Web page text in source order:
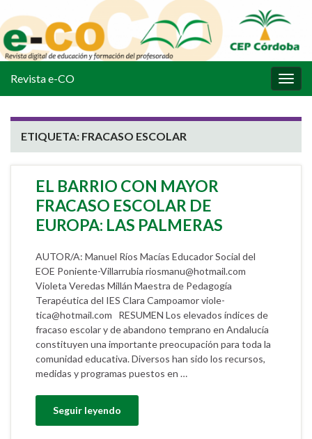
la
Revista e-CO
ETIQUETA: FRACASO ESCOLAR
EL BARRIO CON MAYOR
FRACASO ESCOLAR DE
EUROPA: LAS PALMERAS
AUTOR/A: Manuel Ríos Macías Educador Social del
EOE Poniente-Villarrubia riosmanu@hotmail.com
Violeta Veredas Millán Maestra de Pedagogía
Terapéutica del IES Clara Campoamor viole-
tica@hotmail.com RESUMEN Los elevados índices de
fracaso escolar y de abandono temprano en Andalucía
constituyen una importante preocupación para toda la
comunidad educativa. Diversos han sido los recursos,
medidas y programas puestos en …
Seguir leyendo